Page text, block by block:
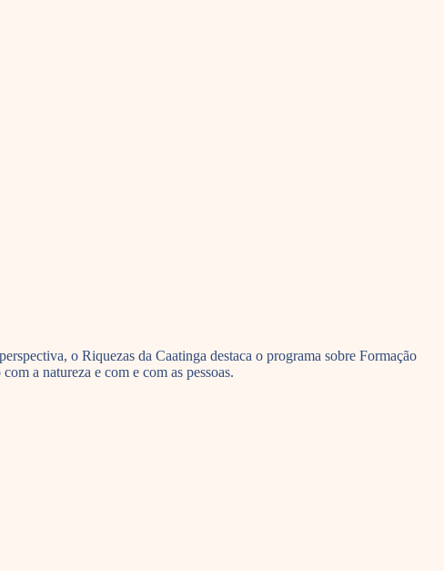
o Riquezas da Caatinga destaca o programa sobre Formação
a natureza e com e com as pessoas.